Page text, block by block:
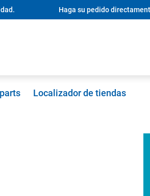
Haga su pedido
Localizador de tiendas